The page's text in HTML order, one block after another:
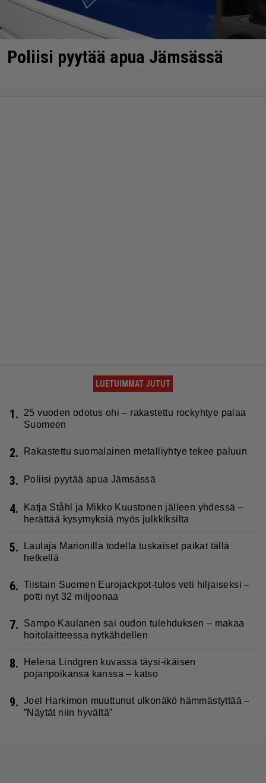
Poliisi pyytää apua Jämsässä
LUETUIMMAT JUTUT
1.
25 vuoden odotus ohi – rakastettu rockyhtye palaa
Suomeen
2. Rakastettu suomalainen metalliyhtye tekee paluun
3. Poliisi pyytää apua Jämsässä
4.
Katja Ståhl ja Mikko Kuustonen jälleen yhdessä –
herättää kysymyksiä myös julkkiksilta
5.
Laulaja Marionilla todella tuskaiset paikat tällä
hetkellä
6. Tiistain Suomen Eurojackpot-tulos veti hiljaiseksi –
potti nyt 32 miljoonaa
7.
Sampo Kaulanen sai oudon tulehduksen – makaa
hoitolaitteessa nytkähdellen
8.
Helena Lindgren kuvassa täysi-ikäisen
pojanpoikansa kanssa – katso
9. Joel Harkimon muuttunut ulkonäkö hämmästyttää –
”Näytät niin hyvältä”